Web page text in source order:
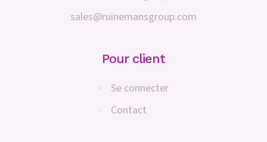
sales@ruinemansgroup.com
Pour client
Se connecter
Contact